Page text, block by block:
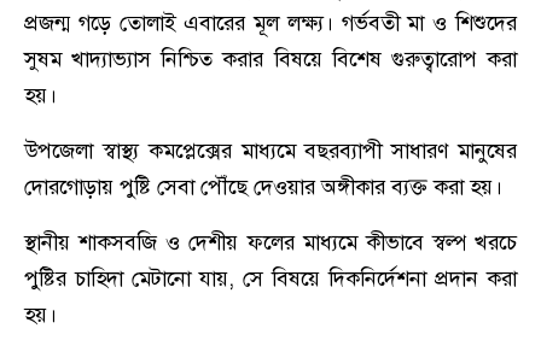
প্রজন্ম গড়ে তোলাই এবারের মূল লক্ষ্য। গর্ভবতী মা ও শিশুদের
সুষম খাদ্যাভ্যাস নিশ্চিত করার বিষয়ে বিশেষ গুরুত্বারোপ করা
হয়।
​উপজেলা স্বাস্থ্য কমপ্লেক্সের মাধ্যমে বছরব্যাপী সাধারণ মানুষের
দোরগোড়ায় পুষ্টি সেবা পৌঁছে দেওয়ার অঙ্গীকার ব্যক্ত করা হয়।
​স্থানীয় শাকসবজি ও দেশীয় ফলের মাধ্যমে কীভাবে স্বল্প খরচে
পুষ্টির চাহিদা মেটানো যায়, সে বিষয়ে দিকনির্দেশনা প্রদান করা
হয়। ​